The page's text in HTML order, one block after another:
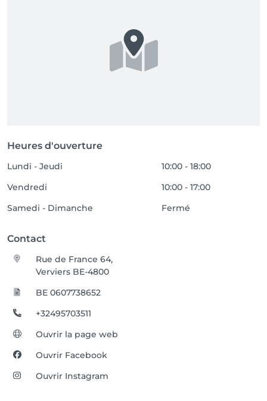
Heures d'ouverture
Lundi - Jeudi
10:00 - 18:00
Vendredi
10:00 - 17:00
Samedi - Dimanche
Fermé
Contact
Rue de France 64,
Verviers BE-4800
BE 0607738652
+32495703511
Ouvrir la page web
Ouvrir Facebook
Ouvrir Instagram